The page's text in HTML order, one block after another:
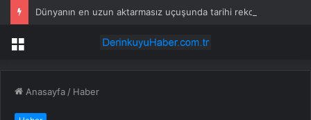
Menü
Anasayfa / Haber